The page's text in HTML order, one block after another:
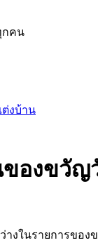
กคน
งบ้าน
ของขวั
างในรายการขอ